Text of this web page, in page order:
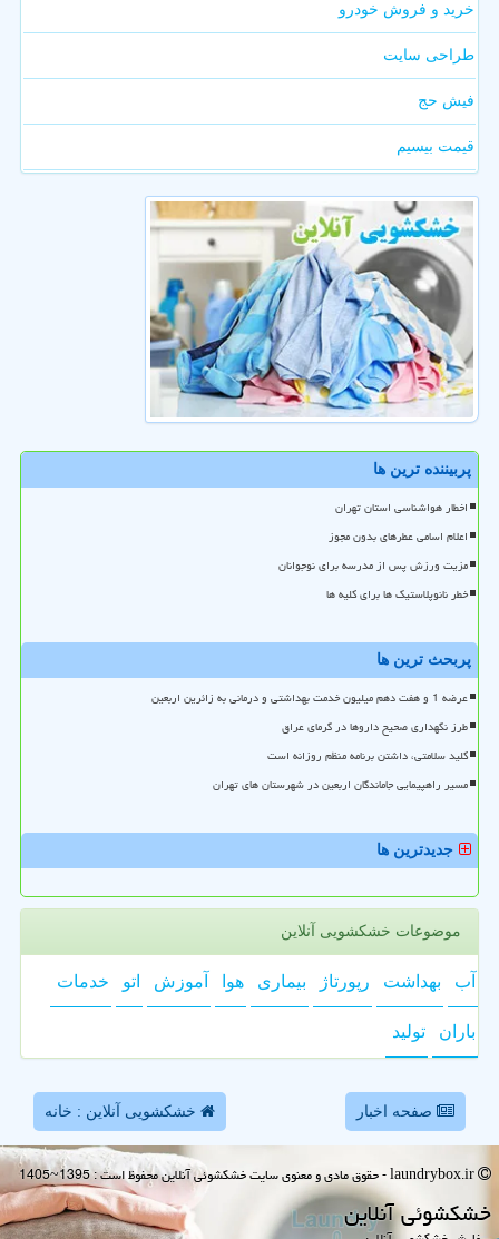
خرید و فروش خودرو
طراحی سایت
فیش حج
قیمت بیسیم
پربیننده ترین ها
اخطار هواشناسی استان تهران
اعلام اسامی عطرهای بدون مجوز
مزیت ورزش پس از مدرسه برای نوجوانان
خطر نانوپلاستیک ها برای کلیه ها
پربحث ترین ها
عرضه 1 و هفت دهم میلیون خدمت بهداشتی و درمانی به زائرین اربعین
طرز نگهداری صحیح داروها در گرمای عراق
کلید سلامتی، داشتن برنامه منظم روزانه است
مسیر راهپیمایی جاماندگان اربعین در شهرستان های تهران
جدیدترین ها
موضوعات خشکشویی آنلاین
آب بهداشت رپورتاژ بیماری هوا آموزش اتو خدمات
باران تولید
صفحه اخبار خشکشویی آنلاین : خانه
خشكشوئی آنلاین